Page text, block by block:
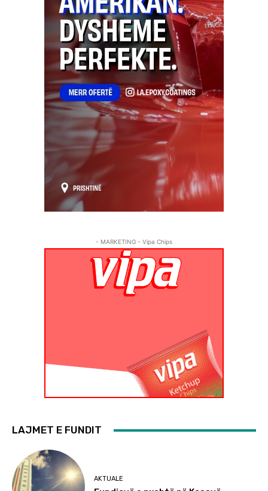
- MARKETING - Vipa Chips
LAJMET E FUNDIT
AKTUALE